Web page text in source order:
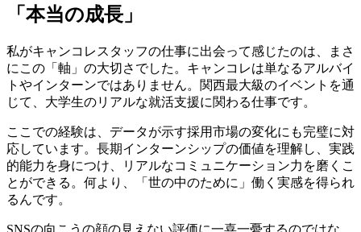
「本当の成長」
私がキャンコレスタッフの仕事に出会って感じたのは、まさ
にこの「軸」の大切さでした。キャンコレは単なるアルバイ
トやインターンではありません。関西最大級のイベントを通
じて、大学生のリアルな就活支援に関わる仕事です。
ここでの経験は、データが示す採用市場の変化にも完璧に対
応しています。長期インターンシップの価値を理解し、実践
的能力を身につけ、リアルなコミュニケーション力を磨くこ
とができる。何より、「世の中のために」働く実感を得られ
るんです。
SNSの向こうの顔の見えない評価に一喜一憂するのではな